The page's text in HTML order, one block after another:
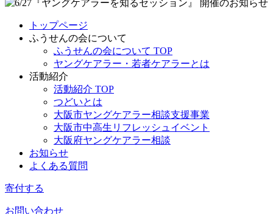
トップページ
ふうせんの会について
ふうせんの会について TOP
ヤングケアラー・若者ケアラーとは
活動紹介
活動紹介 TOP
つどいとは
大阪市ヤングケアラー相談支援事業
大阪市中高生リフレッシュイベント
大阪府ヤングケアラー相談
お知らせ
よくある質問
寄付する
お問い合わせ